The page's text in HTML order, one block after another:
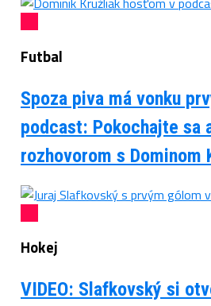
Futbal
Spoza piva má vonku
podcast: Pokochajte sa
rozhovorom s Dominom
Hokej
VIDEO: Slafkovský si